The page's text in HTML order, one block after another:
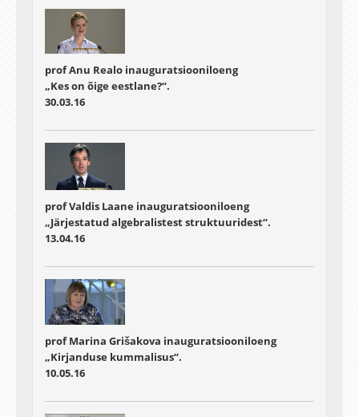
prof Anu Realo inauguratsiooniloeng
„Kes on õige eestlane?“.
30.03.16
prof Valdis Laane inauguratsiooniloeng
„Järjestatud algebralistest struktuuridest“.
13.04.16
prof Marina Grišakova inauguratsiooniloeng
„Kirjanduse kummalisus“.
10.05.16